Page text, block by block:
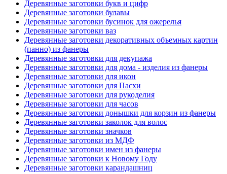
Деревянные заготовки букв и цифр
Деревянные заготовки булавы
Деревянные заготовки бусинок для ожерелья
Деревянные заготовки ваз
Деревянные заготовки декоративных объемных картин
(панно) из фанеры
Деревянные заготовки для декупажа
Деревянные заготовки для дома - изделия из фанеры
Деревянные заготовки для икон
Деревянные заготовки для Пасхи
Деревянные заготовки для рукоделия
Деревянные заготовки для часов
Деревянные заготовки донышки для корзин из фанеры
Деревянные заготовки заколок для волос
Деревянные заготовки значков
Деревянные заготовки из МДФ
Деревянные заготовки имен из фанеры
Деревянные заготовки к Новому Году
Деревянные заготовки карандашниц